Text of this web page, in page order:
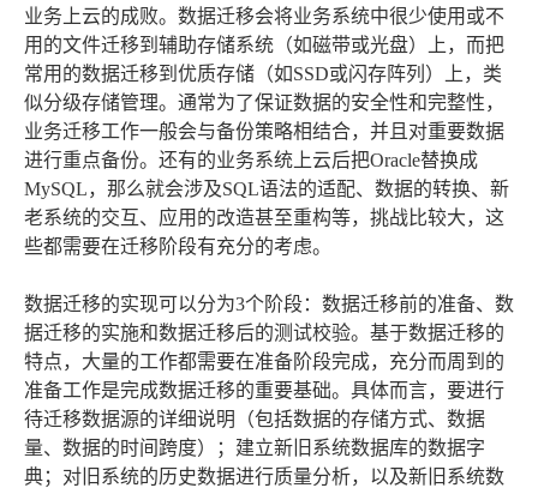
业务上云的成败。数据迁移会将业务系统中很少使用或不
用的文件迁移到辅助存储系统（如磁带或光盘）上，而把
常用的数据迁移到优质存储（如SSD或闪存阵列）上，类
似分级存储管理。通常为了保证数据的安全性和完整性，
业务迁移工作一般会与备份策略相结合，并且对重要数据
进行重点备份。还有的业务系统上云后把Oracle替换成
MySQL，那么就会涉及SQL语法的适配、数据的转换、新
老系统的交互、应用的改造甚至重构等，挑战比较大，这
些都需要在迁移阶段有充分的考虑。
数据迁移的实现可以分为3个阶段：数据迁移前的准备、数
据迁移的实施和数据迁移后的测试校验。基于数据迁移的
特点，大量的工作都需要在准备阶段完成，充分而周到的
准备工作是完成数据迁移的重要基础。具体而言，要进行
待迁移数据源的详细说明（包括数据的存储方式、数据
量、数据的时间跨度）；建立新旧系统数据库的数据字
典；对旧系统的历史数据进行质量分析，以及新旧系统数